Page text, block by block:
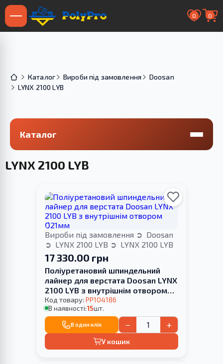
0 0
Каталог Вироби під замовлення
Doosan
LYNX 2100 LYB
Каталог
LYNX 2100 LYB
Вироби під замовлення
Doosan
LYNX 2100 LYB
LYNX 2100 LYB
17 330.00 грн
Поліуретановий шпиндельний
лайнер для верстата Doosan LYNX
2100 LYB з внутрішнім отвором
Ø21мм
Код товару: PP104186
В наявності:15шт.
В один клік − +
У кошик